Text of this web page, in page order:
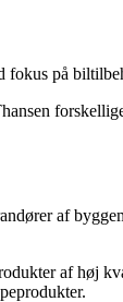
på
af
af høj